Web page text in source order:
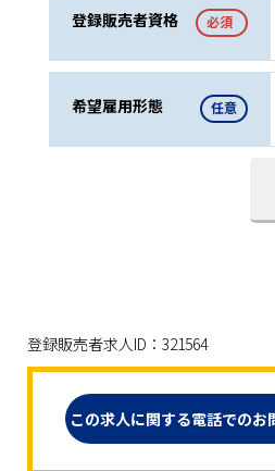
登録販売者資格 必須
希望雇用形態 任意
登録販売者求人ID：321564
この求人に関する電話でのお